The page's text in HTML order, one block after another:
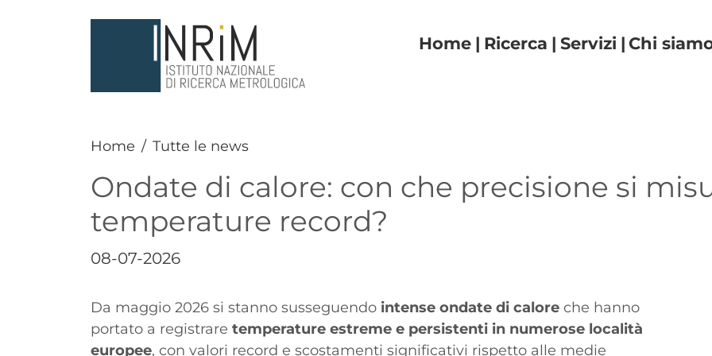
Navigazione principale
Home Ricerca Servizi Chi
Home Tutte le news
Ondate di calore: con che precisione si
temperature record?
Data
08-07-2026
Paragrafo
Testo
Da maggio 2026 si stanno susseguendo intense ondate di calore che hanno
portato a registrare temperature estreme e persistenti in numerose località
europee, con valori record e scostamenti significativi rispetto alle medie